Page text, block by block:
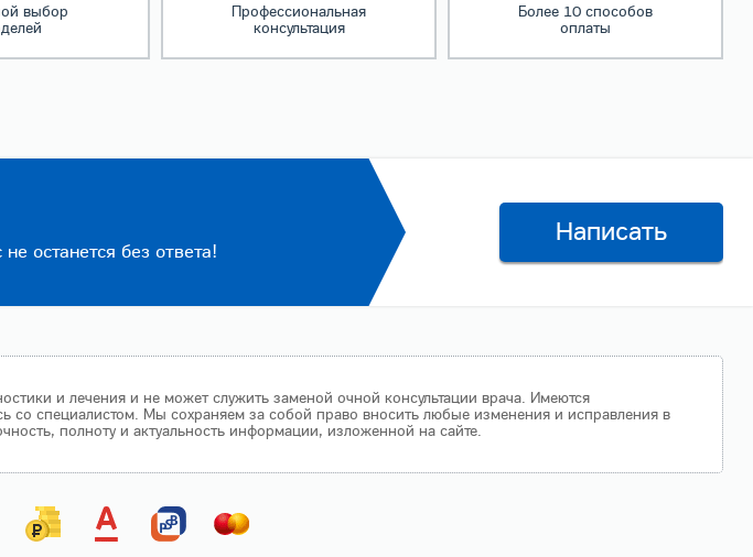
выбор
Профессиональная
консультация
Более 10 способов
оплаты
останется без ответа!
Написать
и лечения и не может служить заменой очной консультации врача. Имеются
со специалистом. Мы сохраняем за собой право вносить любые изменения и исправления в
полноту и актуальность информации, изложенной на сайте.